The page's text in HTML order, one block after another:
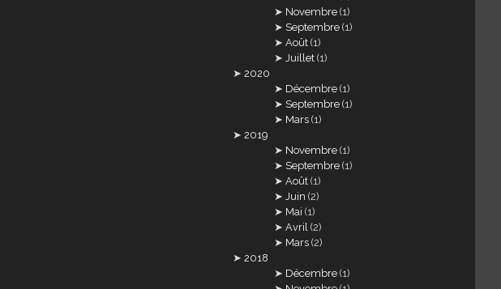
Novembre (1)
Septembre (1)
Août (1)
Juillet (1)
2020
Décembre (1)
Septembre (1)
Mars (1)
2019
Novembre (1)
Septembre (1)
Août (1)
Juin (2)
Mai (1)
Avril (2)
Mars (2)
2018
Décembre (1)